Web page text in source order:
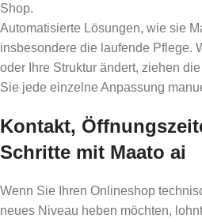
Shop.
Automatisierte Lösungen, wie sie
insbesondere die laufende Pflege.
oder Ihre Struktur ändert, ziehen
Sie jede einzelne Anpassung
Kontakt,
Schritte mit Maato ai
Wenn Sie Ihren Onlineshop
neues Niveau heben möchten,